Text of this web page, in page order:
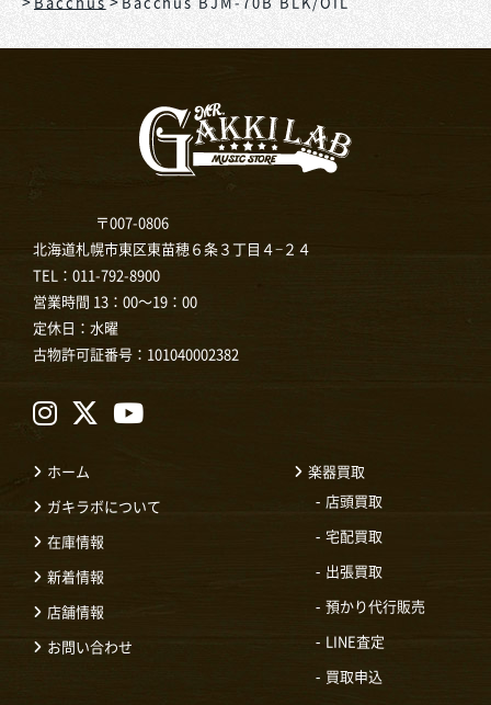
〒007-0806
北海道札幌市東区東苗穂６条３丁目４−２４
TEL： 011-792-8900
営業時間 13：00～19：00
定休日：水曜
古物許可証番号：101040002382
ホーム
ガキラボについて
在庫情報
新着情報
店舗情報
お問い合わせ
楽器買取
店頭買取
宅配買取
出張買取
預かり代行販売
LINE査定
買取申込